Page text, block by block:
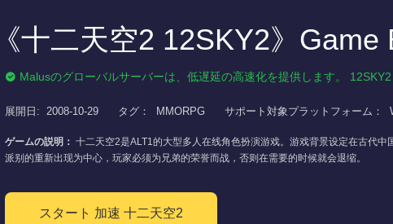
EDU Special Offer
Customizations
Help Center
Travel abroad
Live streaming
International office
《十二天空2 12SKY2》Game
Malusのグローバルサーバーは、低遅延の高速化を提供します。 12SKY2
展開日: 2008-10-29 タグ： MMORPG サポート対象プラットフォーム：
ゲームの説明： 十二天空2是ALT1的大型多人在线角色扮演游戏。游戏背景设定在古代
派别的重新出现为中心，玩家必须为兄弟的荣誉而战，否则在需要的时候就会退缩。
スタート 加速 十二天空2